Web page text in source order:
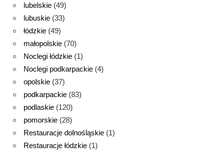
lubelskie (49)
lubuskie (33)
łódzkie (49)
małopolskie (70)
Noclegi łódzkie (1)
Noclegi podkarpackie (4)
opolskie (37)
podkarpackie (83)
podlaskie (120)
pomorskie (28)
Restauracje dolnośląskie (1)
Restauracje łódzkie (1)